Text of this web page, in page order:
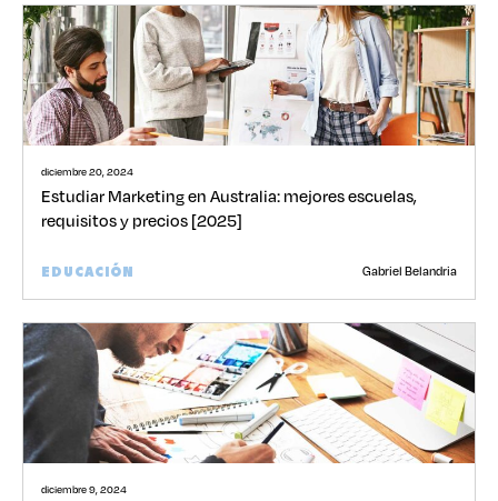
diciembre 20, 2024
Estudiar Marketing en Australia: mejores escuelas,
requisitos y precios [2025]
EDUCACIÓN Gabriel Belandria
diciembre 9, 2024